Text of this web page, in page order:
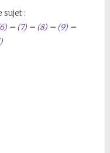
sujet :
– (7)– (8)– (9)–